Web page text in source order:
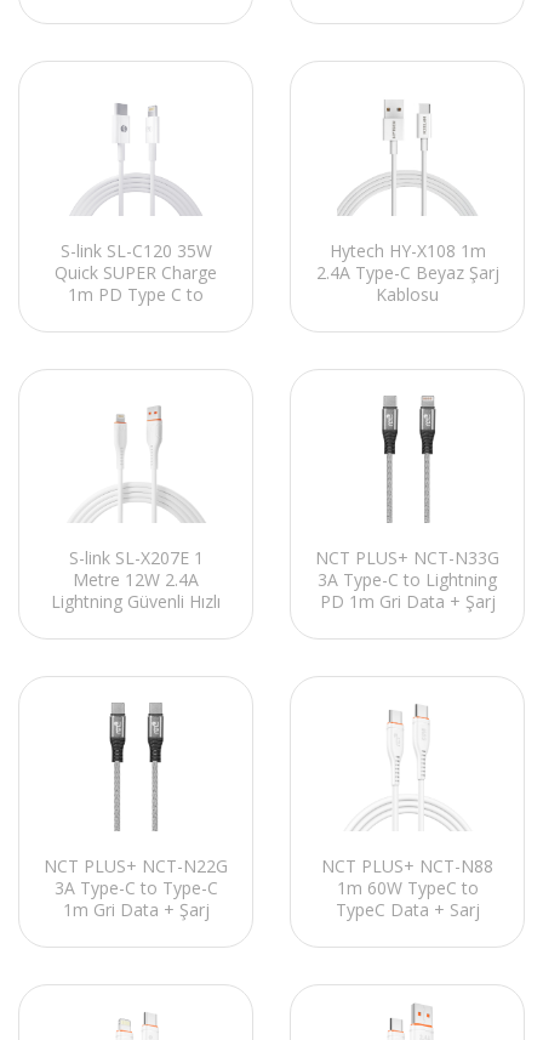
ve Şarj Kablosu Beyaz
S-link SL-C120 35W
Quick SUPER Charge
1m PD Type C to
Şarj Kablosu
Hytech HY-X108 1m
2.4A Type-C Beyaz Şarj
Kablosu
S-link SL-X207E 1
Metre 12W 2.4A
Lightning Güvenli Hızlı
NCT PLUS+ NCT-N33G
3A Type-C to Lightning
PD 1m Gri Data + Şarj
NCT PLUS+ NCT-N22G
3A Type-C to Type-C
1m Gri Data + Şarj
NCT PLUS+ NCT-N88
1m 60W TypeC to
TypeC Data + Sarj